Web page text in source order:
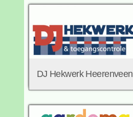
DJ Hekwerk Heerenveen